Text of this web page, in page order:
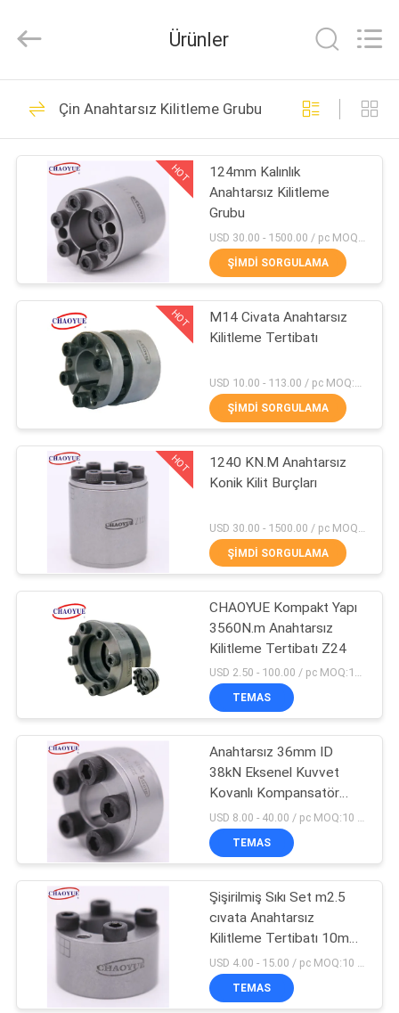
ÜRÜN:%
HAKKIMIZDA
FABRIKA
TURU
KALITE
KONTROL
BIZIMLE
ILETIŞIME
HABERLER
VAKALAR
TEKLIF
ISTEĞI
HARITASI
PRIVACY
POLICY
Clutch
Rights
Tek Yönlü Devirmeli
Debriyaj
35
Taşma Debriyaj
Yatağı
19
Fren Taşması
Debriyaj
Tek Yönlü Makaralı
Debriyaj
18
Arka Kilit Kam
Debriyajı
19
Ürünler
Çin Anahtarsız Kilitleme Grubu
HOT
124mm Kalınlık
Anahtarsız Kilitleme
Grubu
USD 30.00 - 1500.00 / pc MOQ:1 bilgisayar
ŞIMDI SORGULAMA
HOT
M14 Civata Anahtarsız
Kilitleme Tertibatı
ŞIMDI SORGULAMA
HOT
1240 KN.M Anahtarsız
Konik Kilit Burçları
ŞIMDI SORGULAMA
CHAOYUE Kompakt Yapı
3560N.m Anahtarsız
Kilitleme Tertibatı Z24
USD 2.50 - 100.00 / pc MOQ:10 parça
TEMAS
Anahtarsız 36mm ID
38kN Eksenel Kuvvet
Kovanlı Kompansatör
Çelik
USD 8.00 - 40.00 / pc MOQ:10 parça
TEMAS
Şişirilmiş Sıkı Set m2.5
cıvata Anahtarsız
Kilitleme Tertibatı 10mm
Mil Kelepçesi
TEMAS